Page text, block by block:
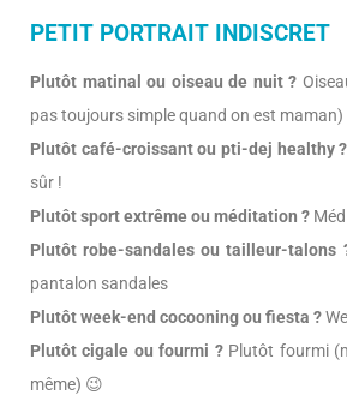
PETIT PORTRAIT INDISCRET
Plutôt matinal ou oiseau de nuit ?
pas toujours simple quand on est maman)
Plutôt café-croissant ou pti-dej healthy ?
sûr !
Plutôt sport extrême ou méditation ?
Plutôt robe-sandales ou tailleur-talons
pantalon sandales
Plutôt week-end cocooning ou fiesta ?
Plutôt cigale ou fourmi ?Plutôt fourmi
même) 😉